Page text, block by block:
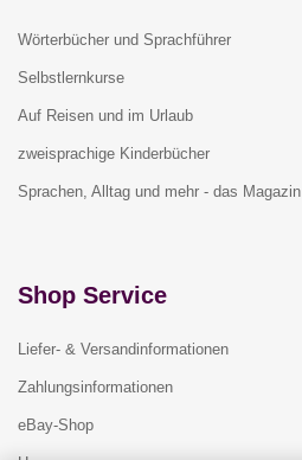
Wörterbücher und Sprachführer
Selbstlernkurse
Auf Reisen und im Urlaub
zweisprachige Kinderbücher
Sprachen, Alltag und mehr - das Magazin
Shop Service
Liefer- & Versandinformationen
Zahlungsinformationen
eBay-Shop